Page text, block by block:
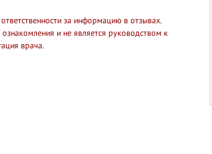
за информацию в отзывах.
и не является руководством к
врача.